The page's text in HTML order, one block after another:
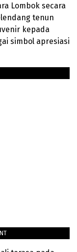
Lombok secara
tenun
kepada
simbol apresiasi